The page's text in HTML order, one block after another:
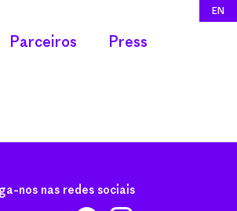
EN
Parceiros Press
nos nas redes sociais